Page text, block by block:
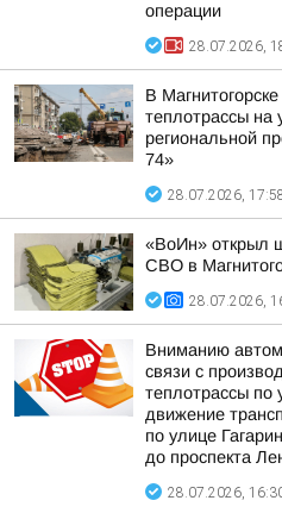
операции
28.07.2026,
В
теплотрассы на
региональной
74»
28.07.2026,
«ВоИн» открыл
СВО в
28.07.2026,
Вниманию
связи с
теплотрассы по
движение
по улице
до проспекта
28.07.2026,